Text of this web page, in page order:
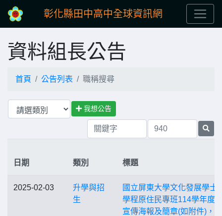
彰化縣田中高中全球資訊網
資料組長公告
首頁 公告列表 職稱搜尋
我想公告
日期 類別 標題
2025-02-03
升學與招
生
國立屏東大學文化發展學士
學程原住民專班114學年度
宣傳海報及簡章(如附件)，